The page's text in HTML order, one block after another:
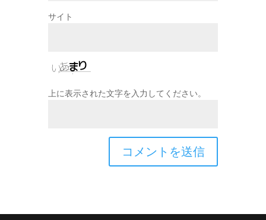
サイト
上に表示された文字を入力してください。